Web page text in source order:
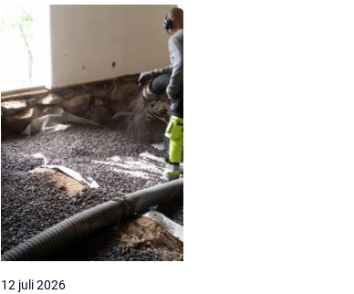
12 juli 2026